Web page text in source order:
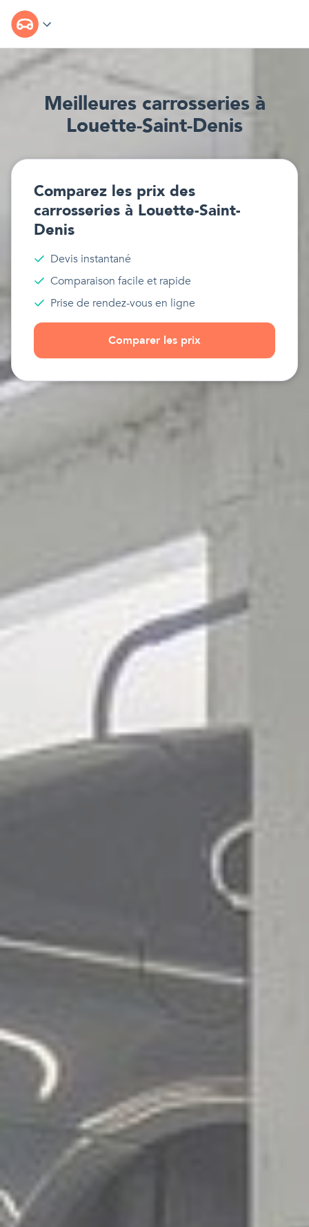
Meilleures carrosseriesà
Louette-Saint-Denis
Comparez les prix des
carrosseries à Louette-Saint-
Denis
Devis instantané
Comparaison facile et rapide
Prise de rendez-vous en ligne
Comparer les prix